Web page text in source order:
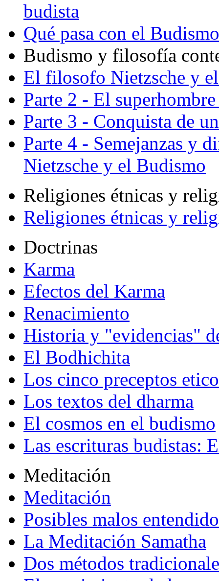
budista
Qué pasa con el
Budismo y filosofía
El filosofo Nietzsche y
Parte 2 - El
Parte 3 - Conquista de
Parte 4 - Semejanzas y
Nietzsche y el Budismo
Religiones étnicas y
Religiones étnicas y
Doctrinas
Karma
Efectos del Karma
Renacimiento
Historia y "evidencias"
El Bodhichita
Los cinco preceptos
Los textos del dharma
El cosmos en el budismo
Las escrituras budistas:
Meditación
Meditación
Posibles malos
La Meditación Samatha
Dos métodos